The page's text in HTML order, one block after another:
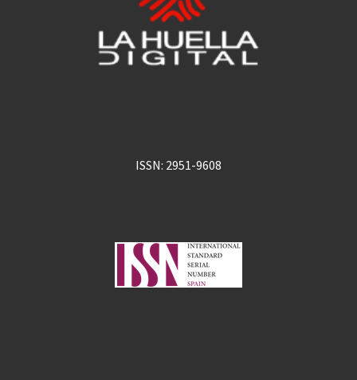
ISSN: 2951-9608